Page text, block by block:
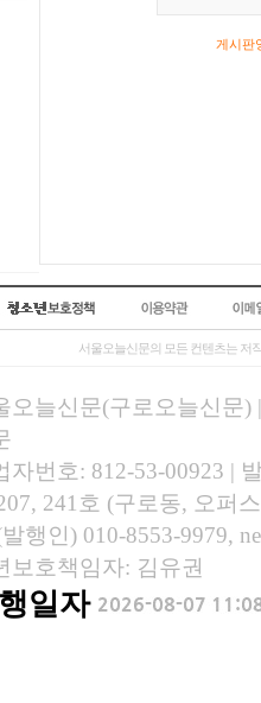
게시판
서울오늘신문의 모든 컨텐츠는 저
오늘신문(구로오늘신문)
자번호: 812-53-00923 |
241호 (구로동, 오퍼
행인) 010-8553-9979,
보호책임자: 김유권
일자